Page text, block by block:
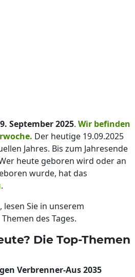
September 2025. Wir befinden
Der heutige 19.09.2025
Jahres. Bis zum Jahresende
heute geboren wird oder an
wurde, hat das
.
Sie in unserem
des Tages.
Die Top-Themen
Verbrenner-Aus 2035